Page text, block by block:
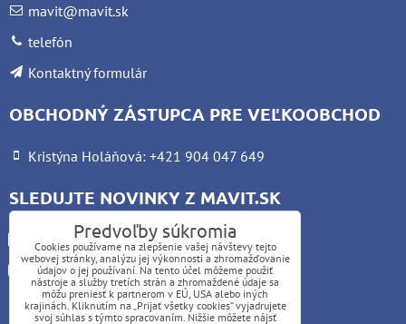
mavit@mavit.sk
telefón
Kontaktný formulár
OBCHODNÝ ZÁSTUPCA PRE VEĽKOOBCHOD
Kristýna Holáňová: +421 904 047 649
SLEDUJTE NOVINKY Z MAVIT.SK
Facebook
Instagram
UPOZORNENIE:
Predvoľby súkromia
Cookies používame na zlepšenie vašej návštevy tejto
webovej stránky, analýzu jej výkonnosti a zhromažďovanie
údajov o jej používaní. Na tento účel môžeme použiť
nástroje a služby tretích strán a zhromaždené údaje sa
môžu preniesť k partnerom v EÚ, USA alebo iných
krajinách. Kliknutím na „Prijať všetky cookies“ vyjadrujete
svoj súhlas s týmto spracovaním. Nižšie môžete nájsť